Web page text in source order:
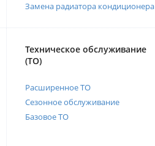
Замена радиатора кондиционера
Техническое обслуживание
(ТО)
Расширенное ТО
Сезонное обслуживание
Базовое ТО